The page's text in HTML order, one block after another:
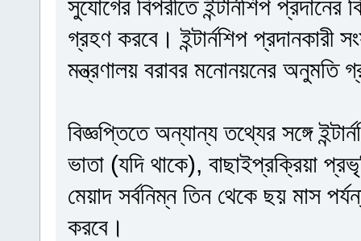
সুযোগের বিপরীতে ইন্টার্নশিপ
গ্রহণ করবে। ইন্টার্নশিপ প্রদানকারী
মন্ত্রণালয় বরাবর মনোনয়নের অনুমতি
বিজ্ঞপ্তিতে অন্যান্য তথ্যের সঙ্গে
ভাতা (যদি থাকে), বাছাইপ্রক্রিয়া
মেয়াদ সর্বনিম্ন তিন থেকে ছয় মাস
করবে।